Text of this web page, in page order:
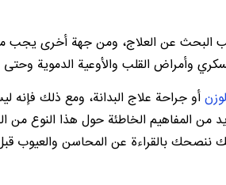
البحث عن العلاج، ومن جهة أخرى
وأمراض القلب والأوعية الدموية وحتى
أو جراحة علاج البدانة، ومع ذلك فإنه
من المفاهيم الخاطئة حول هذا النوع